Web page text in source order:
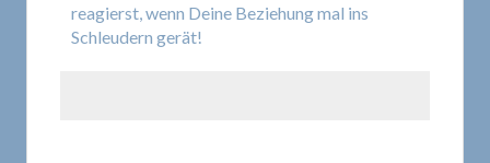
reagierst, wenn Deine Beziehung mal ins
Schleudern gerät!